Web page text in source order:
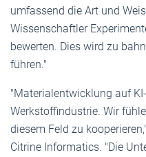
umfassend die Art und
Wissenschaftler
bewerten. Dies wird zu
führen."
"Materialentwicklung auf
Werkstoffindustrie. Wir
diesem Feld zu
Citrine Informatics. "Die